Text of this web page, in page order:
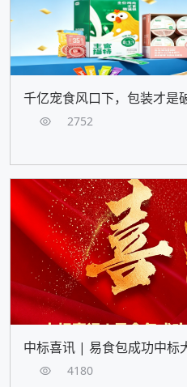
千亿宠食风口下，包装才是
2752
中标喜讯 | 易食包成功中标
4180